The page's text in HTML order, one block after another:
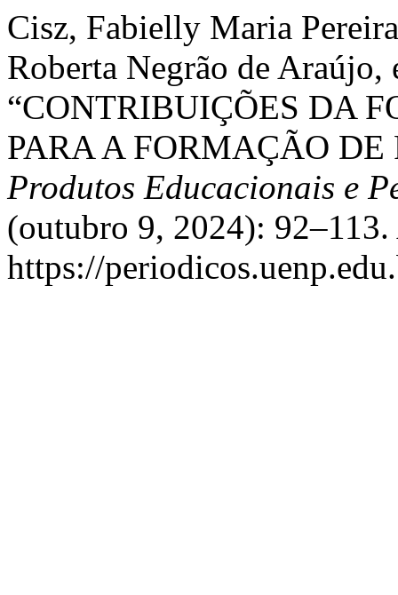
Cisz, Fabielly Maria
Roberta Negrão de
“CONTRIBUIÇÕES DA
PARA A FORMAÇÃO DE
Produtos Educacionais e
(outubro 9, 2024): 92–113.
https://